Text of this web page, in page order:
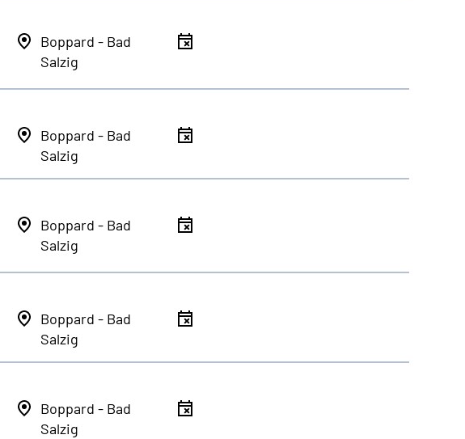
Boppard - Bad
Salzig
Boppard - Bad
Salzig
Boppard - Bad
Salzig
Boppard - Bad
Salzig
Boppard - Bad
Salzig